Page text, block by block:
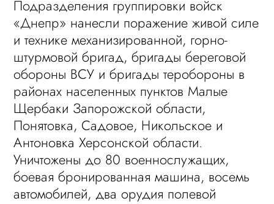
Подразделения группировки войск
«Днепр» нанесли поражение живой силе
и технике механизированной, горно-
штурмовой бригад, бригады береговой
обороны ВСУ и бригады теробороны в
районах населенных пунктов Малые
Щербаки Запорожской области,
Понятовка, Садовое, Никольское и
Антоновка Херсонской области.
Уничтожены до 80 военнослужащих,
боевая бронированная машина, восемь
автомобилей, два орудия полевой